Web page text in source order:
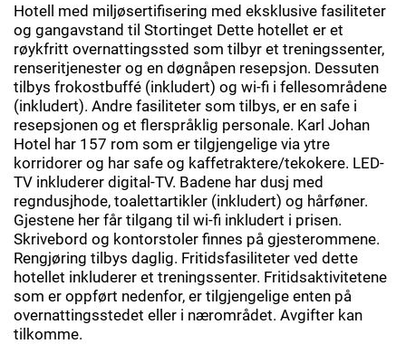
Hotell med miljøsertifisering med eksklusive fasiliteter
og gangavstand til Stortinget Dette hotellet er et
røykfritt overnattingssted som tilbyr et treningssenter,
renseritjenester og en døgnåpen resepsjon. Dessuten
tilbys frokostbuffé (inkludert) og wi-fi i fellesområdene
(inkludert). Andre fasiliteter som tilbys, er en safe i
resepsjonen og et flerspråklig personale. Karl Johan
Hotel har 157 rom som er tilgjengelige via ytre
korridorer og har safe og kaffetraktere/tekokere. LED-
TV inkluderer digital-TV. Badene har dusj med
regndusjhode, toalettartikler (inkludert) og hårføner.
Gjestene her får tilgang til wi-fi inkludert i prisen.
Skrivebord og kontorstoler finnes på gjesterommene.
Rengjøring tilbys daglig. Fritidsfasiliteter ved dette
hotellet inkluderer et treningssenter. Fritidsaktivitetene
som er oppført nedenfor, er tilgjengelige enten på
overnattingsstedet eller i nærområdet. Avgifter kan
tilkomme.